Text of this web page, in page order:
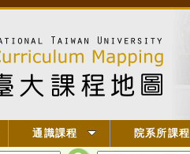
通識課程 院系所課程